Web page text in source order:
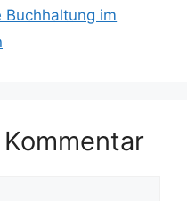
Buchhaltung im